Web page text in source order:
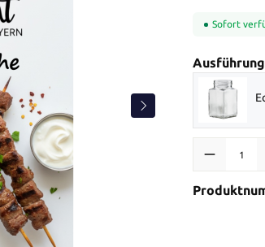
Sofort
Ausführung
Produkt